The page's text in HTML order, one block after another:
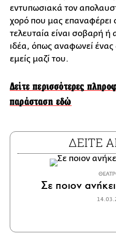
εντυπωσιακά τον
χορό που μας επαναφέρει
τελευταία είναι σοβαρή ή
ιδέα, όπως αναφωνεί ένας
εμείς μαζί του.
Δείτε περισσότερες
παράσταση εδώ
ΔΕΙΤΕ
Σε ποιον